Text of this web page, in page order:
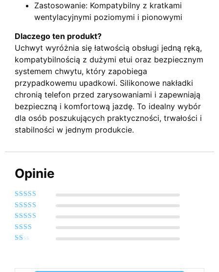
Zastosowanie: Kompatybilny z kratkami
wentylacyjnymi poziomymi i pionowymi
Dlaczego ten produkt?
Uchwyt wyróżnia się łatwością obsługi jedną ręką,
kompatybilnością z dużymi etui oraz bezpiecznym
systemem chwytu, który zapobiega
przypadkowemu upadkowi. Silikonowe nakładki
chronią telefon przed zarysowaniami i zapewniają
bezpieczną i komfortową jazdę. To idealny wybór
dla osób poszukujących praktyczności, trwałości i
stabilności w jednym produkcie.
Opinie
Oceniono
Oceniono
Oceniono
Oceniono
5